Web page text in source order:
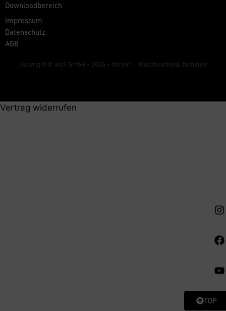
TOP
Downloadbereich
Impressum
Datenschutz
AGB
Copyright © wd3 GmbH • 2025 • Xbrick® – Multifunctional furniture
Vertrag widerrufen